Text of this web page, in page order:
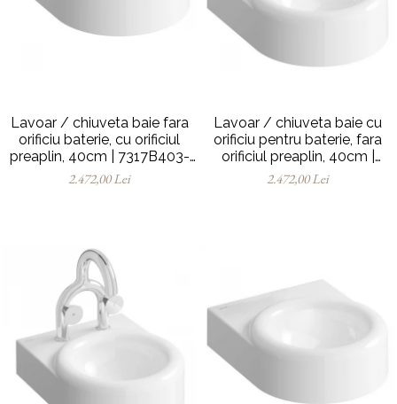
Lavoar / chiuveta baie fara
orificiu baterie, cu orificiul
preaplin, 40cm | 7317B403-
0012
2.472,00 Lei
Lavoar / chiuveta baie cu
orificiu pentru baterie, fara
orificiul preaplin, 40cm |
7317B403-0041
2.472,00 Lei